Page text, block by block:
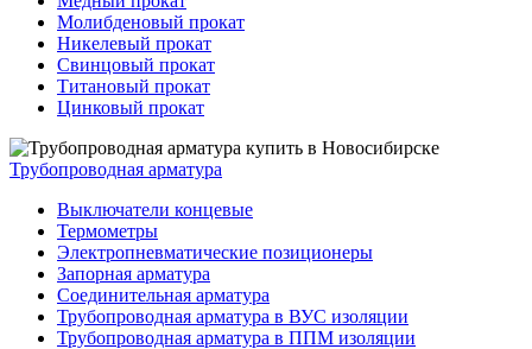
Молибденовый прокат
Никелевый прокат
Свинцовый прокат
Титановый прокат
Цинковый прокат
Трубопроводная арматура
Выключатели концевые
Термометры
Электропневматические позиционеры
Запорная арматура
Соединительная арматура
Трубопроводная арматура в ВУС изоляции
Трубопроводная арматура в ППМ изоляции